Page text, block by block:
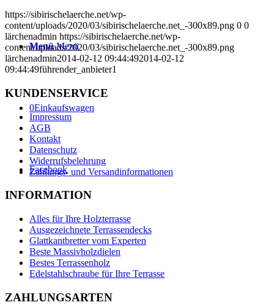
Menü Menü
0Einkaufswagen
Facebook
https://sibirischelaerche.net/wp-
content/uploads/2020/03/sibirischelaerche.net_-300x89.png 0 0
lärchenadmin https://sibirischelaerche.net/wp-
content/uploads/2020/03/sibirischelaerche.net_-300x89.png
lärchenadmin2014-02-12 09:44:492014-02-12
09:44:49führender_anbieter1
KUNDENSERVICE
Impressum
AGB
Kontakt
Datenschutz
Widerrufsbelehrung
Zahlungs- und Versandinformationen
INFORMATION
Alles für Ihre Holzterrasse
Ausgezeichnete Terrassendecks
Glattkantbretter vom Experten
Beste Massivholzdielen
Bestes Terrassenholz
Edelstahlschraube für Ihre Terrasse
ZAHLUNGSARTEN